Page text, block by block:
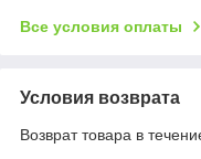
Все условия оплаты
Условия возврата
Возврат товара в